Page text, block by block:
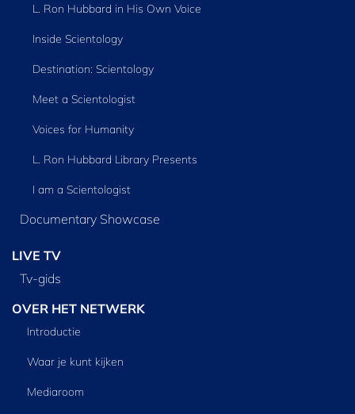
L. Ron Hubbard in His Own Voice
Inside Scientology
Destination: Scientology
Meet a Scientologist
Voices for Humanity
L. Ron Hubbard Library Presents
I am a Scientologist
Documentary Showcase
LIVE TV
Tv‑gids
OVER HET NETWERK
Introductie
Waar je kunt kijken
Mediaroom